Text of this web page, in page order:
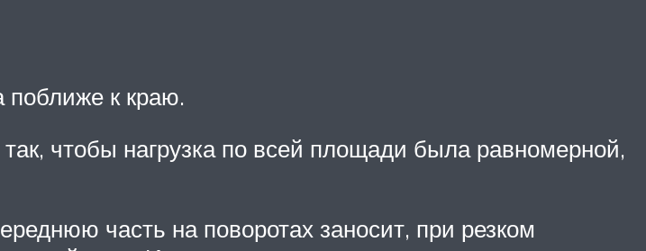
к краю.
чтобы нагрузка по всей площади была равномерной,
часть на поворотах заносит, при резком